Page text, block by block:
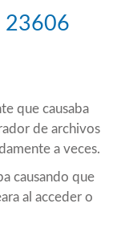
23606
que causaba
de archivos
a veces.
causando que
al acceder o